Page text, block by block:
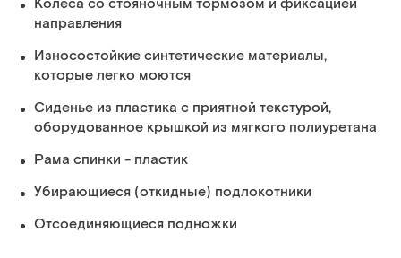
Колеса со стояночным тормозом и фиксацией
направления
Износостойкие синтетические материалы,
которые легко моются
Сиденье из пластика с приятной текстурой,
оборудованное крышкой из мягкого полиуретана
Рама спинки - пластик
Убирающиеся (откидные) подлокотники
Отсоединяющиеся подножки